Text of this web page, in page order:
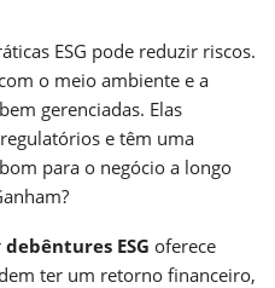
ESG pode reduzir riscos.
o meio ambiente e a
gerenciadas. Elas
e têm uma
para o negócio a longo
debêntures ESG oferece
ter um retorno financeiro,